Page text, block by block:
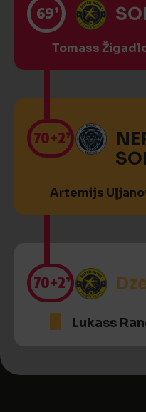
69’
Tomass
70+2’
Artemijs
70+2’
Lukass